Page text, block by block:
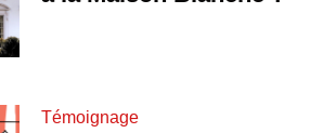
Témoignage